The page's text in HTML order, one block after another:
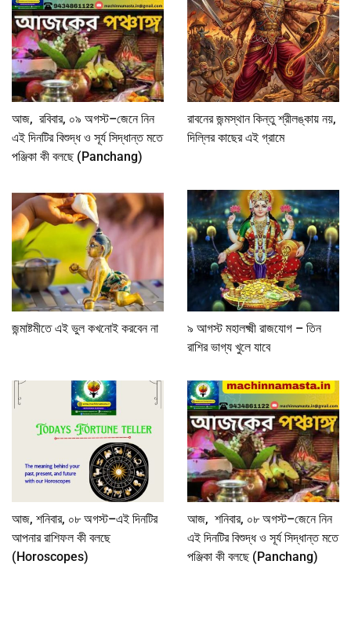
আজ, রবিবার, ০৯ অগস্ট–জেনে নিন
এই দিনটির বিশুদ্ধ ও সূর্য সিদ্ধান্ত মতে
পঞ্জিকা কী বলছে (Panchang)
রাবনের জন্মস্থান কিন্তু শ্রীলঙ্কায় নয়,
দিল্লির কাছের এই গ্রামে
জন্মাষ্টমীতে এই ভুল কখনোই করবেন না
৯ আগস্ট মহালক্ষ্মী রাজযোগ – তিন
রাশির ভাগ্য খুলে যাবে
আজ, শনিবার, ০৮ অগস্ট–এই দিনটির
আপনার রাশিফল কী বলছে
(Horoscopes)
আজ, শনিবার, ০৮ অগস্ট–জেনে নিন
এই দিনটির বিশুদ্ধ ও সূর্য সিদ্ধান্ত মতে
পঞ্জিকা কী বলছে (Panchang)